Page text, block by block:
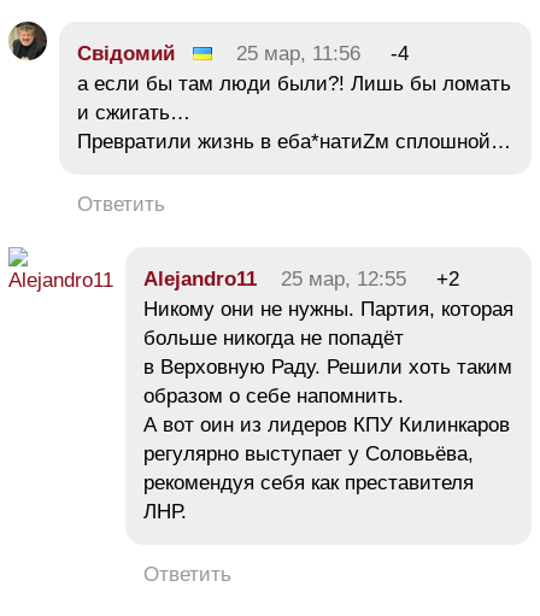
Свiдомий 25 мар, 11:56
-4
а если бы там люди были?! Лишь бы ломать
и сжигать…
Превратили жизнь в еба*натиZм сплошной…
Ответить
Alejandro11 25 мар, 12:55
+2
Никому они не нужны. Партия, которая
больше никогда не попадёт
в Верховную Раду. Решили хоть таким
образом о себе напомнить.
А вот оин из лидеров КПУ Килинкаров
регулярно выступает у Соловьёва,
рекомендуя себя как преставителя
ЛНР.
Ответить